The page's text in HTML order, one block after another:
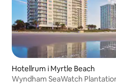
Hotellrum i Myrtle Beach
Wyndham SeaWatch